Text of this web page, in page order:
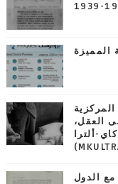
المميزة
العقل،
ألترا
مع الدول